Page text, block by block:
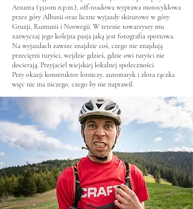
Atsunta (3510m n.p.m.), off-roadowa wyprawa motocyklowa
przez góry Albanii oraz liczne wyjazdy skiturowe w góry
Gruzji, Rumunii i Norwegii. W terenie towarzyszy mu
zazwyczaj jego kolejna pasja jaką jest fotografia sportowa.
Na wyjazdach zawsze znajdzie coś, czego nie znajdują
przeciętni turyści, wejdzie gdzieś, gdzie owi turyści nie
docierają. Przyjaciel wiejskiej lokalnej społeczności.
Przy okazji konstruktor lotniczy, automatyk i złota rączka
więc nie ma niczego, czego by nie naprawił.